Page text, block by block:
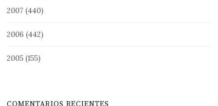
2007 (440)
2006 (442)
2005 (155)